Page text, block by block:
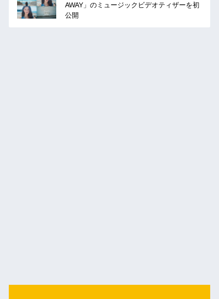
AWAY」のミュージックビデオティザーを初
公開